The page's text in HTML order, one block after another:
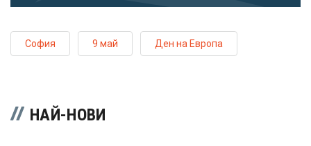
София 9 май Ден на Европа
НАЙ-НОВИ